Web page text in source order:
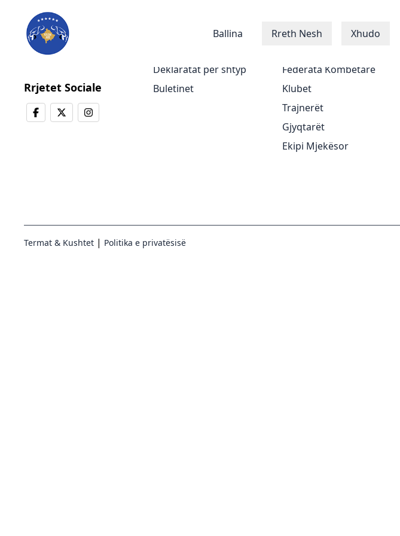
Ballina Rreth Nesh Xhudo
Rrjetet Sociale
Deklaratat për shtyp
Buletinet
Xhudistët
Federata Kombëtare
Klubet
Trajnerët
Gjyqtarët
Ekipi Mjekësor
Termat & Kushtet | Politika e privatësisë